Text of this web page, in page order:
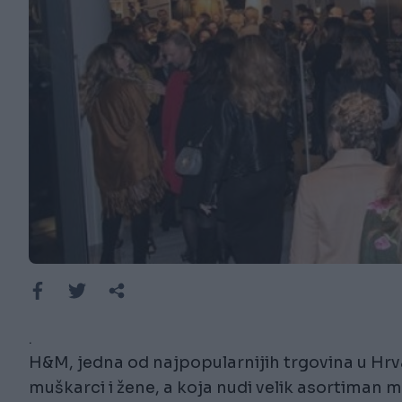
.
H&M, jedna od najpopularnijih trgovina u
muškarci i žene, a koja nudi velik asortiman